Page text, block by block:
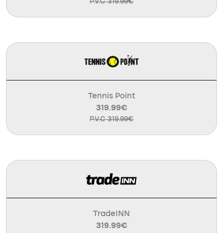
P.V.C 319.99€
Tennis Point
319.99€
P.V.C 319.99€
TradeINN
319.99€